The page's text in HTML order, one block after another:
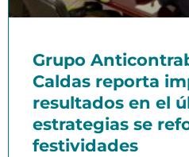
Grupo
Caldas reporta
resultados en el
estrategias se
festividades